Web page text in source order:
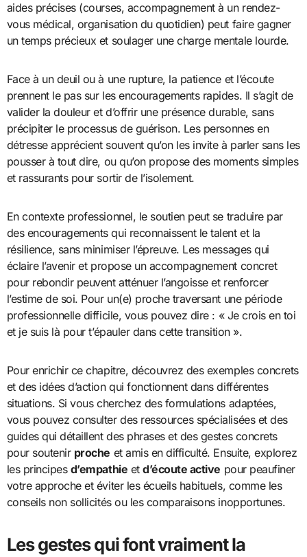
aides précises (courses, accompagnement à un rendez-
vous médical, organisation du quotidien) peut faire gagner
un temps précieux et soulager une charge mentale lourde.
Face à un deuil ou à une rupture, la patience et l’écoute
prennent le pas sur les encouragements rapides. Il s’agit de
valider la douleur et d’offrir une présence durable, sans
précipiter le processus de guérison. Les personnes en
détresse apprécient souvent qu’on les invite à parler sans les
pousser à tout dire, ou qu’on propose des moments simples
et rassurants pour sortir de l’isolement.
En contexte professionnel, le soutien peut se traduire par
des encouragements qui reconnaissent le talent et la
résilience, sans minimiser l’épreuve. Les messages qui
éclaire l’avenir et propose un accompagnement concret
pour rebondir peuvent atténuer l’angoisse et renforcer
l’estime de soi. Pour un(e) proche traversant une période
professionnelle difficile, vous pouvez dire : « Je crois en toi
et je suis là pour t’épauler dans cette transition ».
Pour enrichir ce chapitre, découvrez des exemples concrets
et des idées d’action qui fonctionnent dans différentes
situations. Si vous cherchez des formulations adaptées,
vous pouvez consulter des ressources spécialisées et des
guides qui détaillent des phrases et des gestes concrets
pour soutenir proche et amis en difficulté. Ensuite, explorez
les principes d’empathie etd’écoute active pour peaufiner
votre approche et éviter les écueils habituels, comme les
conseils non sollicités ou les comparaisons inopportunes.
Les gestes qui font vraiment la